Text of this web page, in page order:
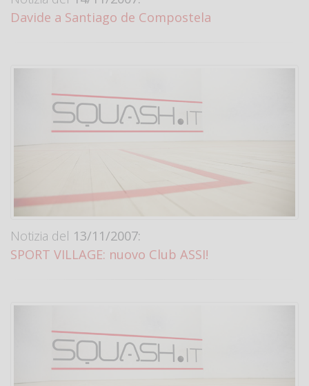
Davide a Santiago de Compostela
Notizia del 13/11/2007:
SPORT VILLAGE: nuovo Club ASSI!